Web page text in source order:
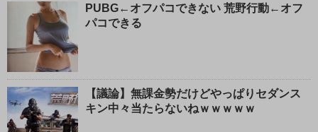
PUBG←オフパコできない 荒野行動←オフ
パコできる
【議論】無課金勢だけどやっぱりセダンス
キン中々当たらないねｗｗｗｗｗ